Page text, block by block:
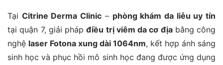
Tại Citrine Derma Clinic – phòng khám da liễu uy tín
tại quận 7, giải phápđiều trị viêm da cơ địabằng công
nghệ laser Fotona xung dài 1064nm, kết hợp ánh sáng
sinh học và phục hồi mô sinh học đang được ứng dụng